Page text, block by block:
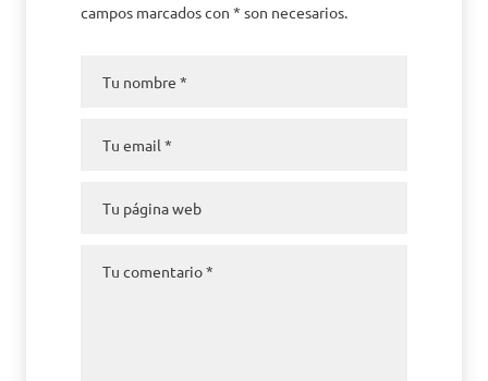
campos marcados con * son necesarios.